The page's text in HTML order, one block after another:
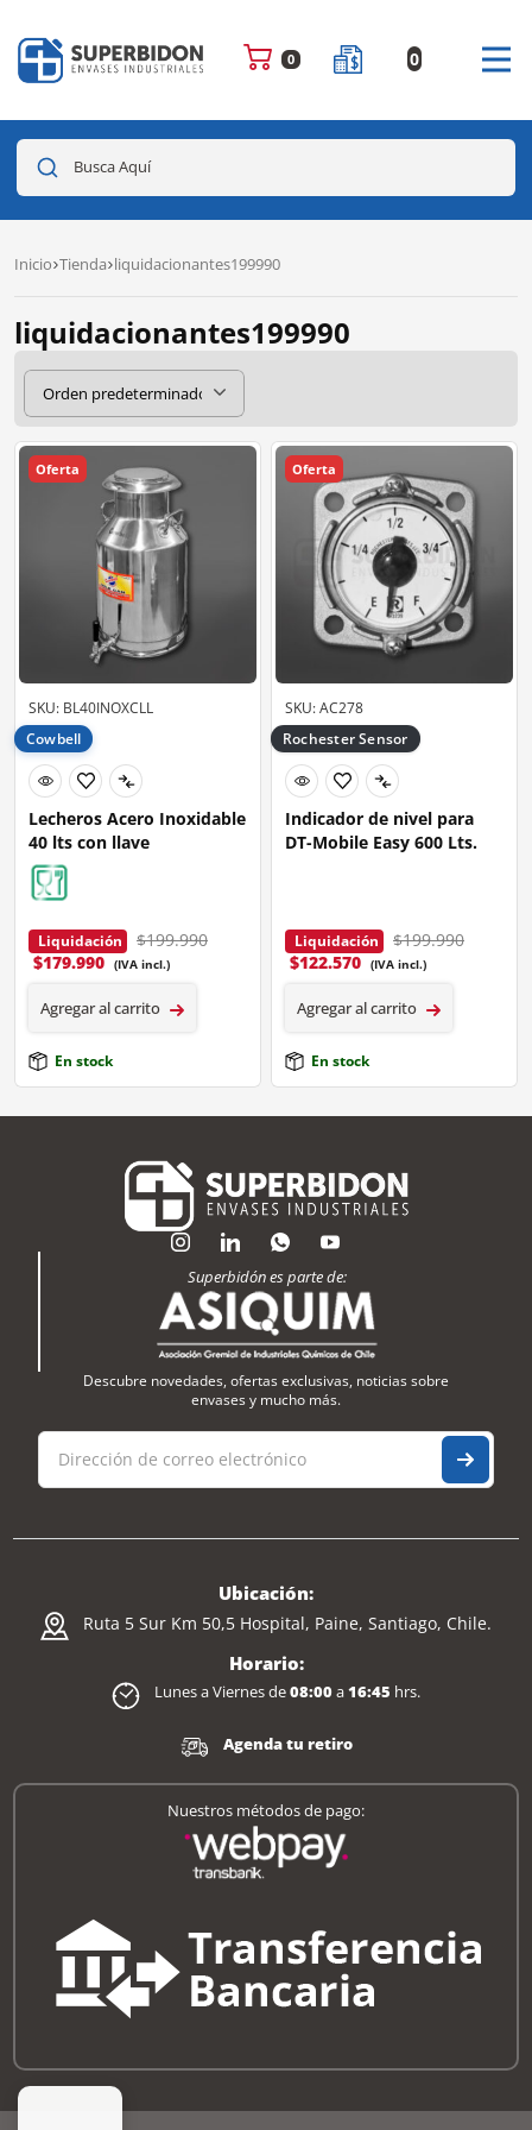
0 0
Busca Aquí
Inicio Tienda liquidacionantes199990
liquidacionantes199990
Oferta
SKU: BL40INOXCLL
Cowbell
Lecheros Acero Inoxidable
40 lts con llave
Liquidación
$199.990
$179.990 (IVA incl.)
Agregar al carrito
En stock
Oferta
SKU: AC278
Rochester Sensor
Indicador de nivel para
DT-Mobile Easy 600 Lts.
Liquidación
$199.990
$122.570 (IVA incl.)
Agregar al carrito
En stock
Superbidón es parte de:
Descubre novedades, ofertas exclusivas, noticias sobre
envases y mucho más.
Ubicación:
Ruta 5 Sur Km 50,5 Hospital, Paine, Santiago, Chile.
Horario:
Lunes a Viernes de08:00a16:45 hrs.
Agenda tu retiro
Nuestros métodos de pago: